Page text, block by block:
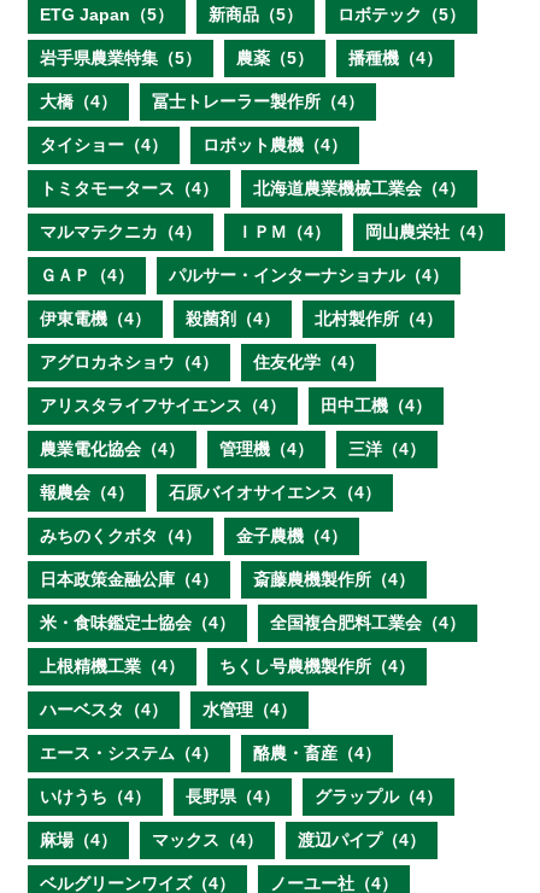
ETG Japan（5） 新商品（5） ロボテック（5）
岩手県農業特集（5） 農薬（5） 播種機（4）
大橋（4） 冨士トレーラー製作所（4）
タイショー（4） ロボット農機（4）
トミタモータース（4） 北海道農業機械工業会（4）
マルマテクニカ（4） ＩＰＭ（4） 岡山農栄社（4）
ＧＡＰ（4） パルサー・インターナショナル（4）
伊東電機（4） 殺菌剤（4） 北村製作所（4）
アグロカネショウ（4） 住友化学（4）
アリスタライフサイエンス（4） 田中工機（4）
農業電化協会（4） 管理機（4） 三洋（4）
報農会（4） 石原バイオサイエンス（4）
みちのくクボタ（4） 金子農機（4）
日本政策金融公庫（4） 斎藤農機製作所（4）
米・食味鑑定士協会（4） 全国複合肥料工業会（4）
上根精機工業（4） ちくし号農機製作所（4）
ハーベスタ（4） 水管理（4）
エース・システム（4） 酪農・畜産（4）
いけうち（4） 長野県（4） グラップル（4）
麻場（4） マックス（4） 渡辺パイプ（4）
ベルグリーンワイズ（4） ノーユー社（4）